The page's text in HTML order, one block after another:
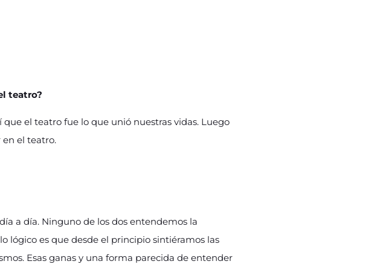
teatro?
el teatro fue lo que unió nuestras vidas. Luego
en el teatro.
a día. Ninguno de los dos entendemos la
lógico es que desde el principio sintiéramos las
Esas ganas y una forma parecida de entender